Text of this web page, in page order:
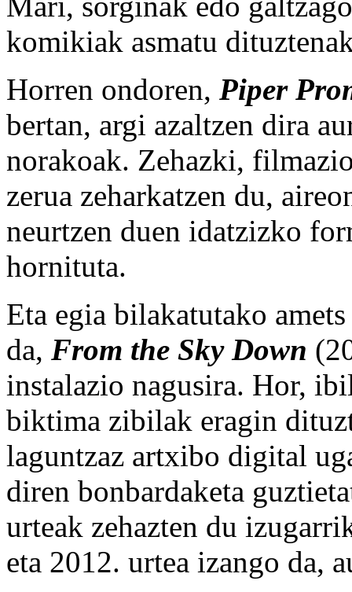
komikiak asmatu
Horren ondoren, Piper
bertan, argi azaltzen dira
norakoak. Zehazki,
zerua zeharkatzen du,
neurtzen duen idatzizko
hornituta.
Eta egia bilakatutako
da, From the Sky Down
instalazio nagusira. Hor,
biktima zibilak eragin
laguntzaz artxibo digital
diren bonbardaketa
urteak zehazten du
eta 2012. urtea izango da,